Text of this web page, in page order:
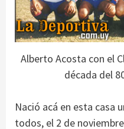
Alberto Acosta con el
década del
Nació acá en esta casa
todos, el 2 de